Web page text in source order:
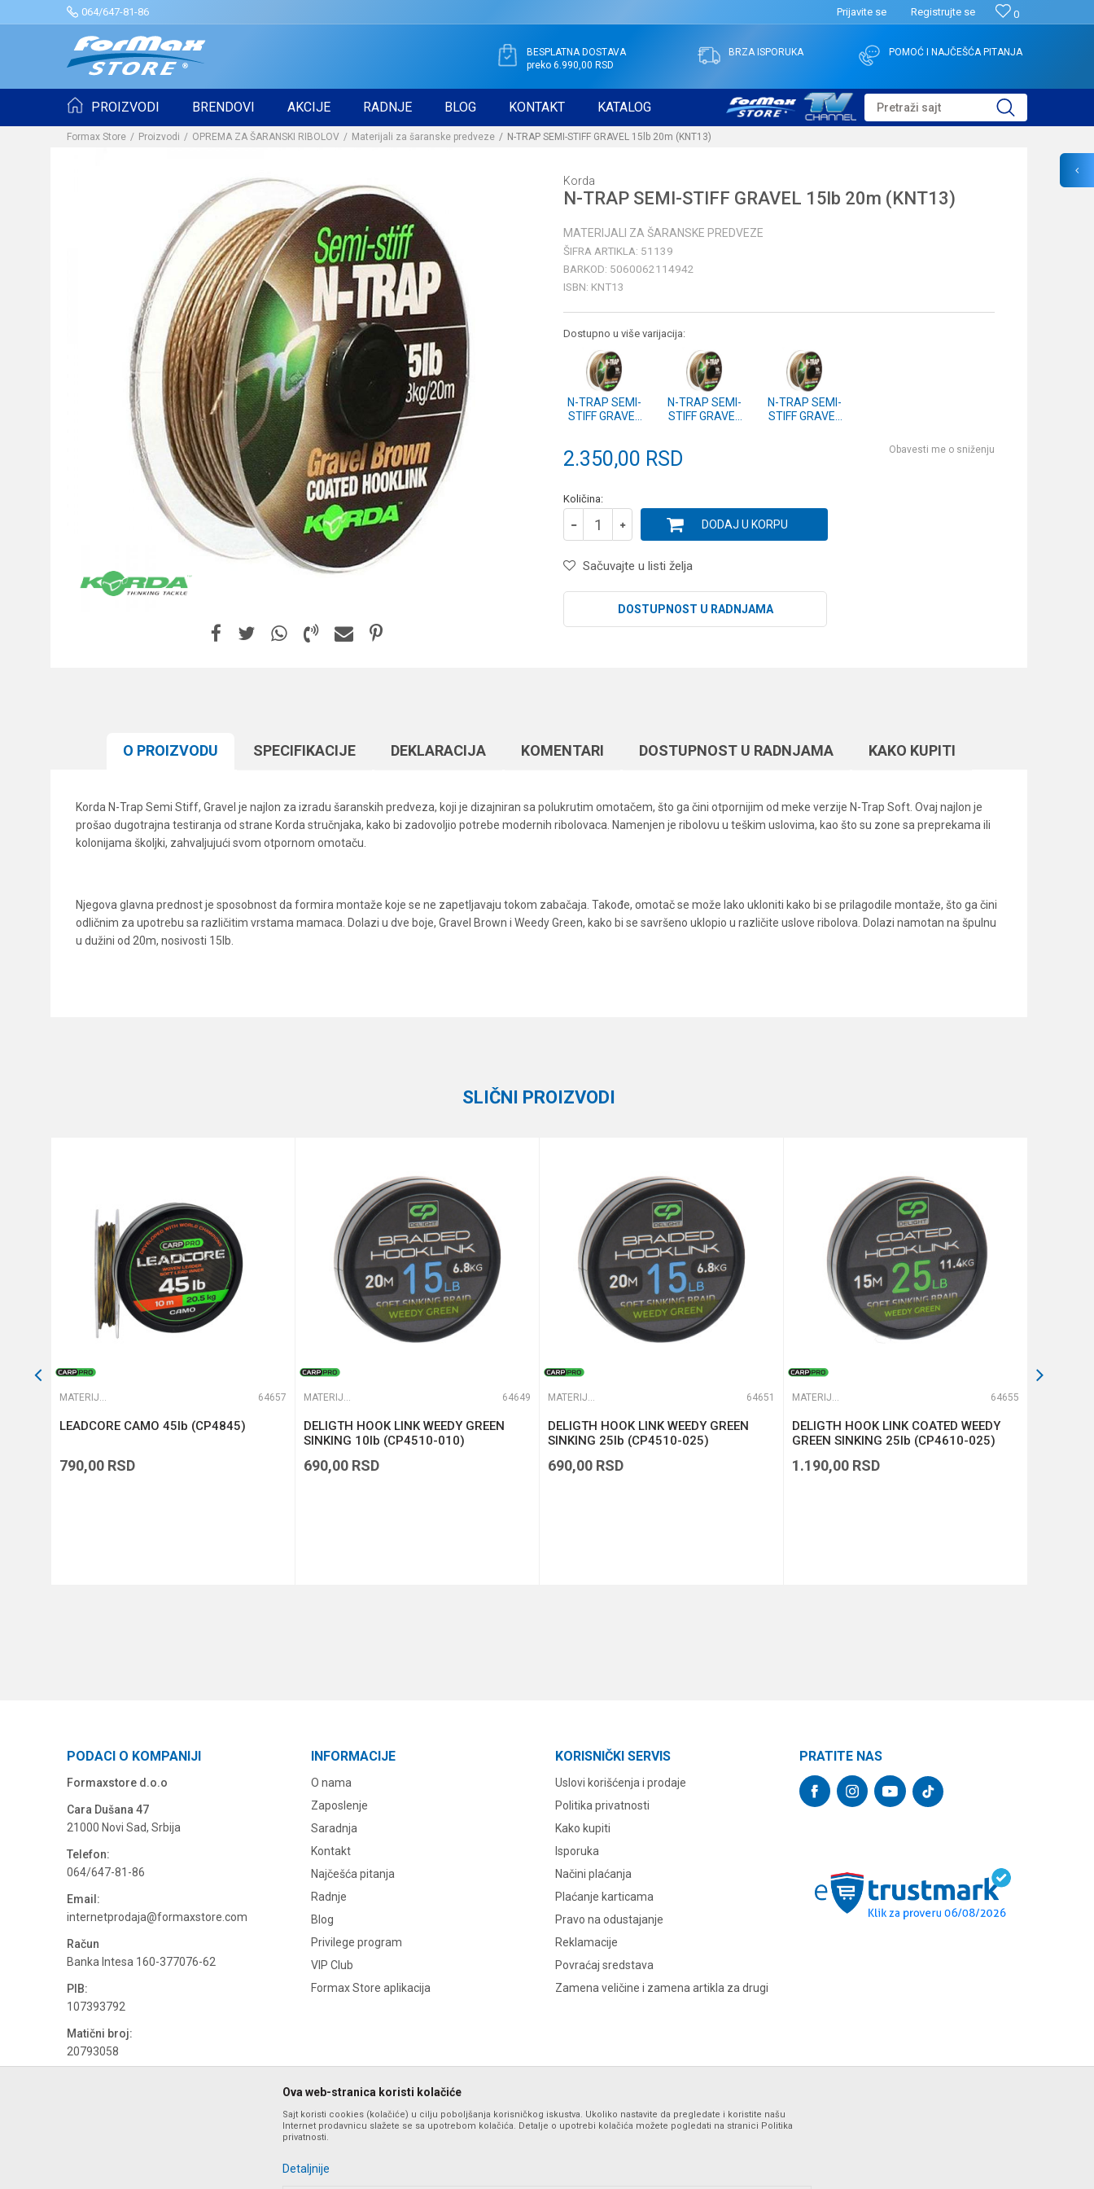
064/647-81-86 0
Prijavite se Registrujte se
BESPLATNA DOSTAVA
preko 6.990,00 RSD
BRZA ISPORUKA POMOĆ I NAJČEŠĆA PITANJA
PROIZVODI BRENDOVI AKCIJE RADNJE BLOG KONTAKT KATALOG Pretraži sajt
Formax Store Proizvodi OPREMA ZA ŠARANSKI RIBOLOV Materijali za šaranske predveze N-TRAP SEMI-STIFF GRAVEL 15lb 20m (KNT13)
Korda
N-TRAP SEMI-STIFF GRAVEL 15lb 20m (KNT13)
MATERIJALI ZA ŠARANSKE PREDVEZE
ŠIFRA ARTIKLA: 51139
BARKOD: 5060062114942
ISBN: KNT13
Dostupno u više varijacija:
N-TRAP SEMI-
STIFF GRAVEL
N-TRAP SEMI-
STIFF GRAVEL
N-TRAP SEMI-
STIFF GRAVEL
2.350,00 RSD Obavesti me o sniženju
Količina:
DODAJ U KORPU
Sačuvajte u listi želja
DOSTUPNOST U RADNJAMA
O PROIZVODU SPECIFIKACIJЕ DEKLARACIJA KOMENTARI DOSTUPNOST U RADNJAMA KAKO KUPITI
Korda N-Trap Semi Stiff, Gravel je najlon za izradu šaranskih predveza, koji je dizajniran sa polukrutim omotačem, što ga čini otpornijim od meke verzije N-Trap Soft. Ovaj najlon je
prošao dugotrajna testiranja od strane Korda stručnjaka, kako bi zadovoljio potrebe modernih ribolovaca. Namenjen je ribolovu u teškim uslovima, kao što su zone sa preprekama ili
kolonijama školjki, zahvaljujući svom otpornom omotaču.
Njegova glavna prednost je sposobnost da formira montaže koje se ne zapetljavaju tokom zabačaja. Takođe, omotač se može lako ukloniti kako bi se prilagodile montaže, što ga čini
odličnim za upotrebu sa različitim vrstama mamaca. Dolazi u dve boje, Gravel Brown i Weedy Green, kako bi se savršeno uklopio u različite uslove ribolova. Dolazi namotan na špulnu
u dužini od 20m, nosivosti 15lb.
Anti-spam zaštita - izračunajte koliko je 6 - 1 :
SLIČNI PROIZVODI
MATERIJALI ZA ŠARANSKE PREDVEZE 64657
LEADCORE CAMO 45lb (CP4845)
790,00 RSD
MATERIJALI ZA ŠARANSKE PREDVEZE 64649
DELIGTH HOOK LINK WEEDY GREEN
SINKING 10lb (CP4510-010)
690,00 RSD
MATERIJALI ZA ŠARANSKE PREDVEZE 64651
DELIGTH HOOK LINK WEEDY GREEN
SINKING 25lb (CP4510-025)
690,00 RSD
MATERIJALI ZA ŠARANSKE PREDVEZE 64655
DELIGTH HOOK LINK COATED WEEDY
GREEN SINKING 25lb (CP4610-025)
1.190,00 RSD
PODACI O KOMPANIJI
Formaxstore d.o.o
Cara Dušana 47
21000 Novi Sad, Srbija
Telefon:
064/647-81-86
Email:
internetprodaja@formaxstore.com
Račun
Banka Intesa 160-377076-62
PIB:
107393792
Matični broj:
20793058
INFORMACIJE
O nama
Zaposlenje
Saradnja
Kontakt
Najčešća pitanja
Radnje
Blog
Privilege program
VIP Club
Formax Store aplikacija
KORISNIČKI SERVIS
Uslovi korišćenja i prodaje
Politika privatnosti
Kako kupiti
Isporuka
Načini plaćanja
Plaćanje karticama
Pravo na odustajanje
Reklamacije
Povraćaj sredstava
Zamena veličine i zamena artikla za drugi
PRATITE NAS
Ova web-stranica koristi kolačiće
Sajt koristi cookies (kolačiće) u cilju poboljšanja korisničkog iskustva. Ukoliko nastavite da pregledate i koristite našu
Internet prodavnicu slažete se sa upotrebom kolačića. Detalje o upotrebi kolačića možete pogledati na stranici Politika
privatnosti.
Detaljnije